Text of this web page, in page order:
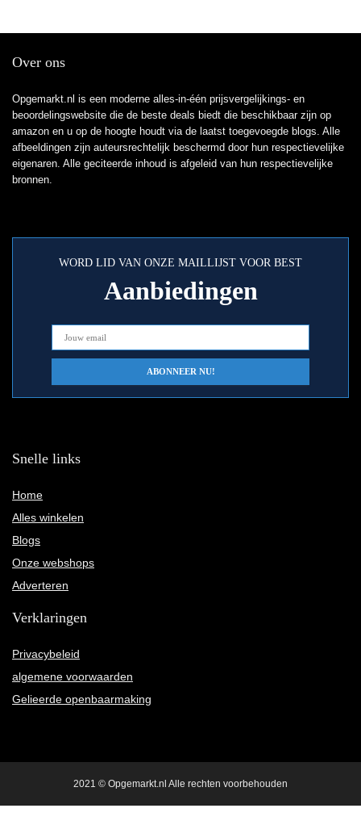
Over ons
Opgemarkt.nl is een moderne alles-in-één prijsvergelijkings- en
beoordelingswebsite die de beste deals biedt die beschikbaar zijn op
amazon en u op de hoogte houdt via de laatst toegevoegde blogs. Alle
afbeeldingen zijn auteursrechtelijk beschermd door hun respectievelijke
eigenaren. Alle geciteerde inhoud is afgeleid van hun respectievelijke
bronnen.
WORD LID VAN ONZE MAILLIJST VOOR BEST
Aanbiedingen
Snelle links
Home
Alles winkelen
Blogs
Onze webshops
Adverteren
Verklaringen
Privacybeleid
algemene voorwaarden
Gelieerde openbaarmaking
2021 © Opgemarkt.nl Alle rechten voorbehouden